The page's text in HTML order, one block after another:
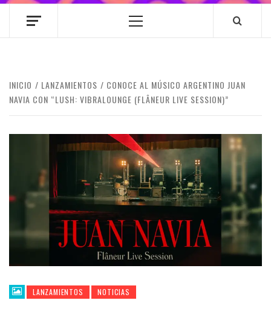
Menú
INICIO LANZAMIENTOS
CONOCE AL MÚSICO ARGENTINO JUAN
NAVIA CON “LUSH: VIBRALOUNGE (FLÂNEUR LIVE SESSION)”
LANZAMIENTOS NOTICIAS